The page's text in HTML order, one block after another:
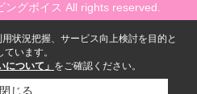
グボイス All rights reserved.
状況把握、サービス向上検討を目的と
います。
について」 をご確認ください。
閉じる